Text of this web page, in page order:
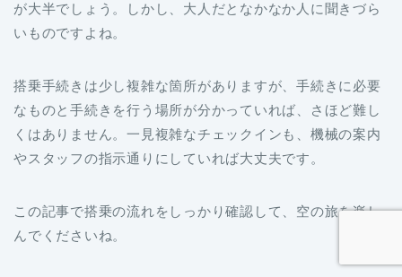
が大半でしょう。しかし、大人だとなかなか人に聞きづら
いものですよね。
搭乗手続きは少し複雑な箇所がありますが、手続きに必要
なものと手続きを行う場所が分かっていれば、さほど難し
くはありません。一見複雑なチェックインも、機械の案内
やスタッフの指示通りにしていれば大丈夫です。
この記事で搭乗の流れをしっかり確認して、空の旅を楽し
んでくださいね。